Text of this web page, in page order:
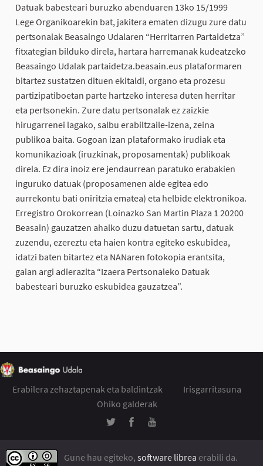
Datuak babesteari buruzko abenduaren 13ko 15/1999
Lege Organikoarekin bat, jakitera ematen dizugu zure datu
pertsonalak Beasaingo Udalaren “Herritarren Partaidetza”
fitxategian bilduko direla, hartara harremanak kudeatzeko
Beasaingo Udalak partaidetza.beasain.eus plataformaren
bitartez sustatzen dituen ekitaldi, organo eta prozesu
partizipatiboetan parte hartzeko interesa duten herritar
eta pertsonekin. Zure datu pertsonalak ez zaizkie
hirugarrenei lagako, salbu erabiltzaile-izena, zeina
publikoa baita. Gogoan izan plataformako irudiak eta
komunikazioak (iruzkinak, proposamentak) publikoak
direla. Ez dira inoiz ere jendaurrean paratuko erabakien
inguruko datuak (proposamenen alde egitea edo
aurrekontu bati oniritzia ematea) eta helbide elektronikoa.
Erregistro Orokorrean (Loinazko San Martin Plaza 1 20200
Beasain) gauzatzen ahalko duzu datuetan sartu, datuak
zuzendu, ezereztu eta haien kontra egiteko eskubidea,
idatzi baten bitartez eta NANaren fotokopia erantsita,
gaian argi adierazita “Izaera Pertsonaleko Datuak
babesteari buruzko eskubidea gauzatzea”.
Erabilera zehaztapenak eta baldintzak
Irisgarritasuna
Ohiko galderak
Gune hau egiteko, software librea erabili da.